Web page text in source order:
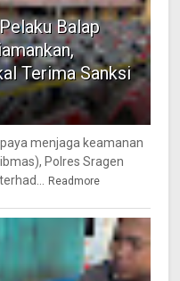
Balap
Terima Sanksi
menjaga keamanan
Polres Sragen
Readmore